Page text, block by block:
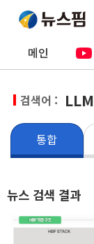
메인
검색어 : LLM
통합
뉴스 검색 결과